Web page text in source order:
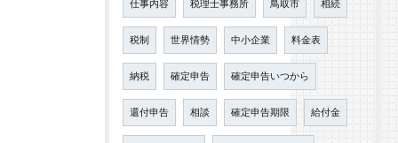
仕事内容 税理士事務所 鳥取市 相続
税制 世界情勢 中小企業 料金表
納税 確定申告 確定申告いつから
還付申告 相談 確定申告期限 給付金